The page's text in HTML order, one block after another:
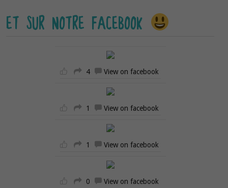
ET SUR NOTRE FACEBOOK
4 View on facebook
1 View on facebook
1 View on facebook
0 View on facebook